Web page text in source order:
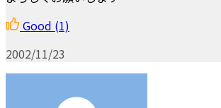
Good (1)
2002/11/23